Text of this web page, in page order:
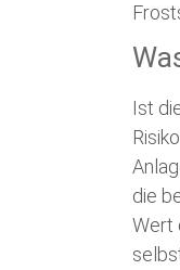
Ist
die
Wert